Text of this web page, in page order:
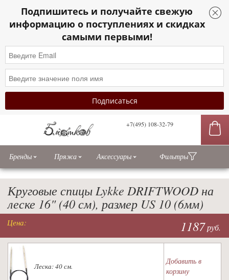
Подпишитесь и получайте свежую
информацию о поступлениях и скидках
самыми первыми!
+7(495) 108-32-79
Бренды Пряжа Аксессуары Фильтры
Круговые спицы Lykke DRIFTWOOD на
леске 16" (40 см), размер US 10 (6мм)
Цена: 1187руб.
Леска: 40 см.
Добавить в
корзину